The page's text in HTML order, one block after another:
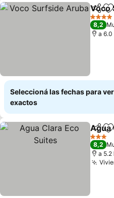
Voco
4
8,2
a 6.0
Seleccioná las fechas para
exactos
Agua
3
8,2
a 5.2